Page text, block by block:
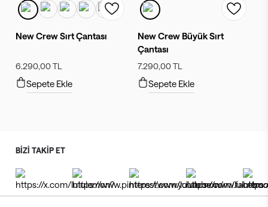
New Crew Sırt Çantası
6.290,00 TL
Sepete Ekle
New Crew Büyük Sırt
Çantası
7.290,00 TL
Sepete Ekle
BİZİ TAKİP ET